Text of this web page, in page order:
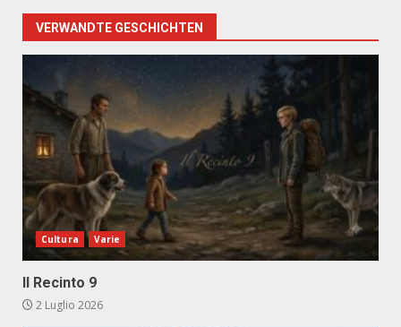
VERWANDTE GESCHICHTEN
Cultura Varie
Il Recinto 9
2 Luglio 2026